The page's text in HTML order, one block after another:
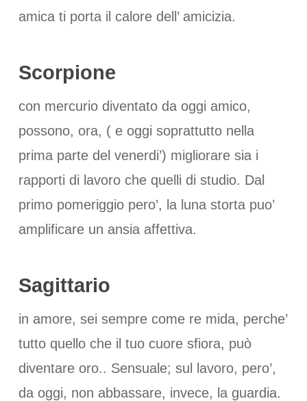
amica ti porta il calore dell’ amicizia.
Scorpione
con mercurio diventato da oggi amico,
possono, ora, ( e oggi soprattutto nella
prima parte del venerdi’) migliorare sia i
rapporti di lavoro che quelli di studio. Dal
primo pomeriggio pero’, la luna storta puo’
amplificare un ansia affettiva.
Sagittario
in amore, sei sempre come re mida, perche’
tutto quello che il tuo cuore sfiora, può
diventare oro.. Sensuale; sul lavoro, pero’,
da oggi, non abbassare, invece, la guardia.